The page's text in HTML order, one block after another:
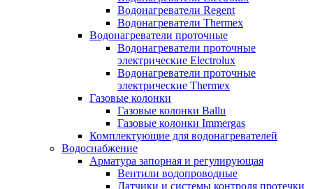
Водонагреватели Regent
Водонагреватели Thermex
Водонагреватели проточные
Водонагреватели проточные
электрические Electrolux
Водонагреватели проточные
электрические Thermex
Газовые колонки
Газовые колонки Ballu
Газовые колонки Immergas
Комплектующие для водонагревателей
Водоснабжение
Арматура запорная и регулирующая
Вентили водопроводные
Датчики и системы контроля протечки